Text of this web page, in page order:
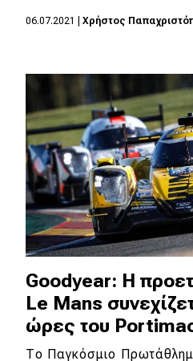
06.07.2021 Χρήστος
Goodyear: Η
Le Mans
ώρες του
Το Παγκόσμιο